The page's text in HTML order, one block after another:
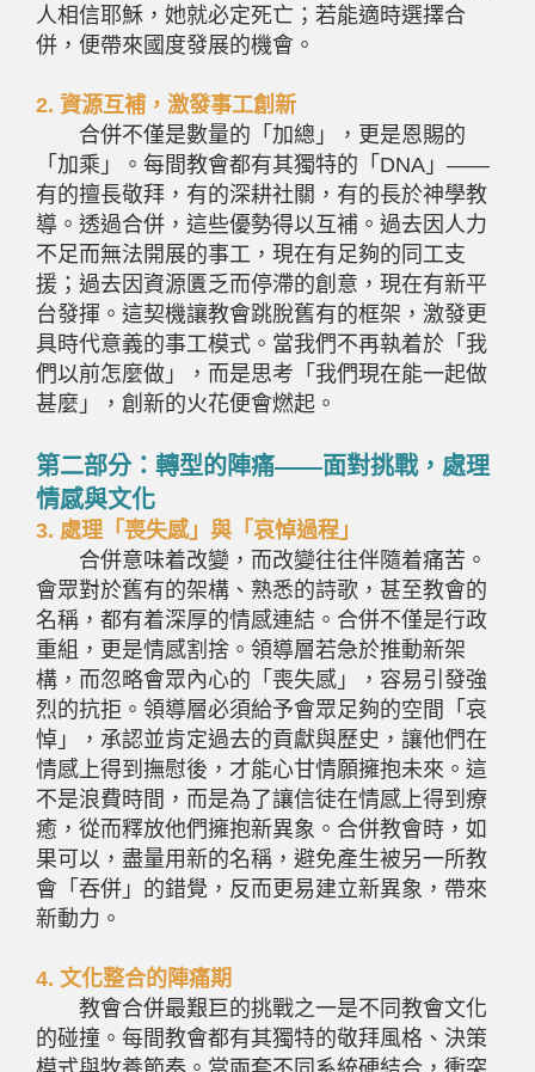
人相信耶穌，她就必定死亡；若能適時選擇合
併，便帶來國度發展的機會。
2. 資源互補，激發事工創新
合併不僅是數量的「加總」，更是恩賜的
「加乘」。每間教會都有其獨特的「 DNA 」——
有的擅長敬拜，有的深耕社關，有的長於神學教
導。透過合併，這些優勢得以互補。過去因人力
不足而無法開展的事工，現在有足夠的同工支
援；過去因資源匱乏而停滯的創意，現在有新平
台發揮。這契機讓教會跳脫舊有的框架，激發更
具時代意義的事工模式。當我們不再執着於「我
們以前怎麼做」，而是思考「我們現在能一起做
甚麼」，創新的火花便會燃起。
第二部分：轉型的陣痛——面對挑戰，處理
情感與文化
3. 處理「喪失感」與「哀悼過程」
合併意味着改變，而改變往往伴隨着痛苦。
會眾對於舊有的架構、熟悉的詩歌，甚至教會的
名稱，都有着深厚的情感連結。合併不僅是行政
重組，更是情感割捨。領導層若急於推動新架
構，而忽略會眾內心的「喪失感」，容易引發強
烈的抗拒。領導層必須給予會眾足夠的空間「哀
悼」，承認並肯定過去的貢獻與歷史，讓他們在
情感上得到撫慰後，才能心甘情願擁抱未來。這
不是浪費時間，而是為了讓信徒在情感上得到療
癒，從而釋放他們擁抱新異象。合併教會時，如
果可以，盡量用新的名稱，避免產生被另一所教
會「吞併」的錯覺，反而更易建立新異象，帶來
新動力。
4. 文化整合的陣痛期
教會合併最艱巨的挑戰之一是不同教會文化
的碰撞。每間教會都有其獨特的敬拜風格、決策